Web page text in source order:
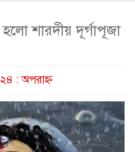
হলো শারদীয় দূর্গাপূজা
: অপরাহ্ণ